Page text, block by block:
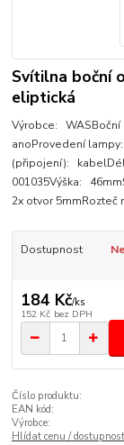
Svítilna boční
eliptická
Výrobce: WASBoční
anoProvedení
(připojení):
001035Výška:
2x otvor 5mmRozteč
Dostupnost
184 Kč/ks
152 Kč bez DPH
Číslo produktu:
EAN kód:
Výrobce:
Hlídat cenu / dostupnost